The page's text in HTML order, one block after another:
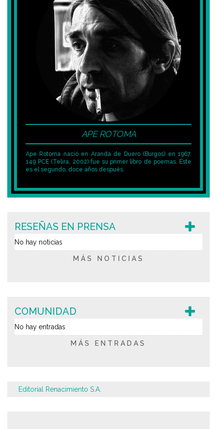
APE ROTOMA
Ape Rotoma nació en Aranda de Duero (Burgos) en 1967.
149 PCE (Telira, 2002) fue su primer libro de poemas. Éste
es el segundo, doce años después.
RESEÑAS EN PRENSA
No hay noticias
MÁS NOTICIAS
COMUNIDAD
No hay entradas
MÁS ENTRADAS
Editorial Renacimiento S.A.